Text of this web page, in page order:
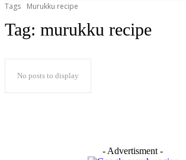
Tags Murukku recipe
Tag: murukku recipe
No posts to display
- Advertisment -